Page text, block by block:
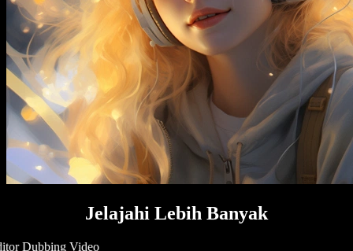
Jelajahi Lebih Banyak
Dubbing Video